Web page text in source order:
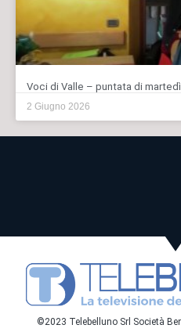
Voci di Valle – puntata di
2 Giugno 2026
©2023 Telebelluno Srl Società